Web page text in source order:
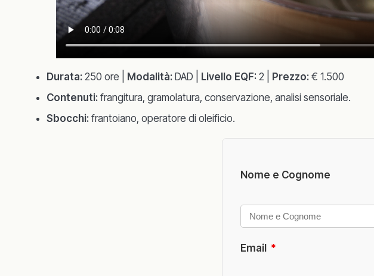
Durata:250 ore | Modalità:DAD | Livello EQF:2 | Prezzo:€ 1.500
Contenuti:frangitura, gramolatura, conservazione, analisi sensoriale.
Sbocchi:frantoiano, operatore di oleificio.
Nome e Cognome
Email *